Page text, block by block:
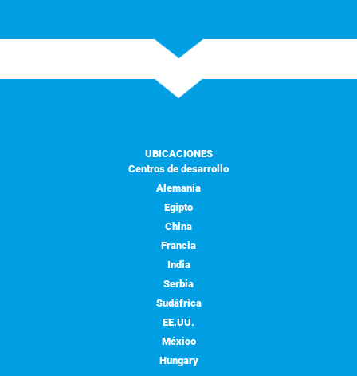
UBICACIONES
Centros de desarrollo
Alemania
Egipto
China
Francia
India
Serbia
Sudáfrica
EE.UU.
México
Hungary